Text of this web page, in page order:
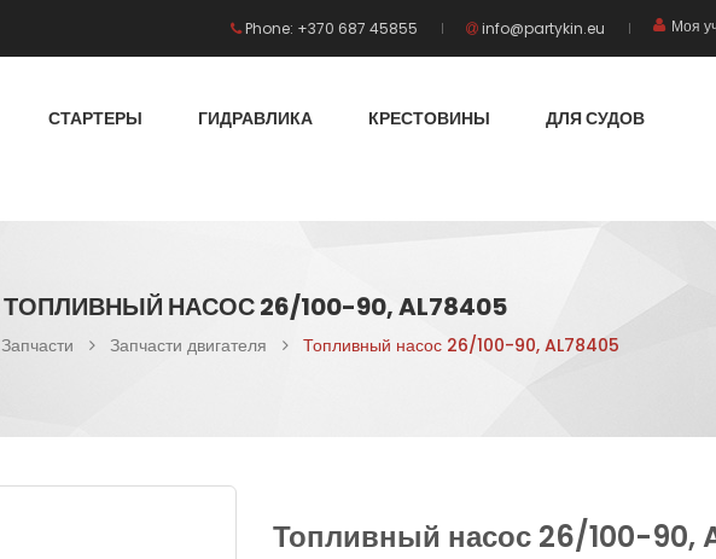
Phone: +370 687 45855 info@partykin.eu Моя
СТАРТЕРЫ ГИДРАВЛИКА КРЕСТОВИНЫ ДЛЯ СУДОВ
ТОПЛИВНЫЙ НАСОС 26/100-90, AL78405
Запчасти Запчасти двигателя Топливный насос 26/100-90, AL78405
Топливный насос 26/100-90,